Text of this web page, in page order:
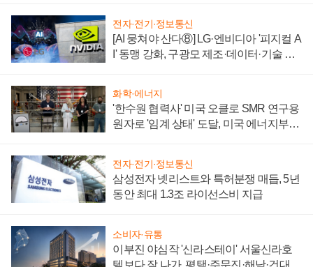
전자·전기·정보통신
[AI 뭉쳐야 산다⑧] LG·엔비디아 '피지컬 A
I' 동맹 강화, 구광모 제조·데이터·기술 결
화학·에너지
'한수원 협력사' 미국 오클로 SMR 연구용
원자로 '임계 상태' 도달, 미국 에너지부
전자·전기·정보통신
삼성전자 넷리스트와 특허분쟁 매듭, 5년
동안 최대 1.3조 라이선스비 지급
소비자·유통
이부진 야심작 '신라스테이' 서울신라호
텔보다 잘 나가, 평택·주문진·해남·건대로